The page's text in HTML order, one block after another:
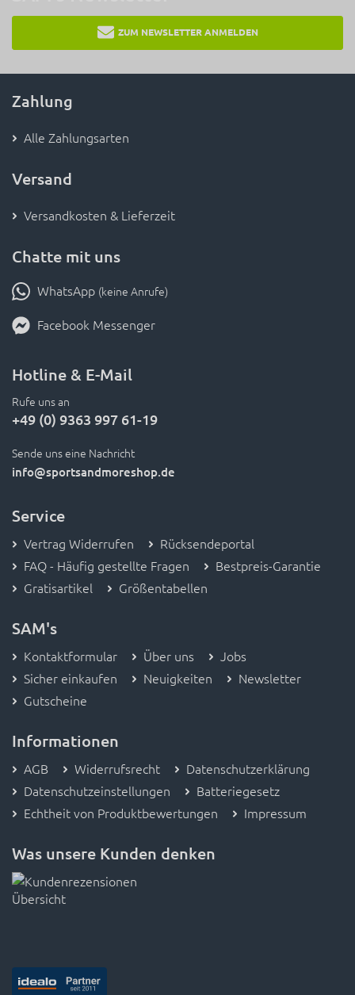
ZUM NEWSLETTER ANMELDEN
Zahlung
Alle Zahlungsarten
Versand
Versandkosten & Lieferzeit
Chatte mit uns
WhatsApp (keine Anrufe)
Facebook Messenger
Hotline & E-Mail
Rufe uns an
+49 (0) 9363 997 61-19
Sende uns eine Nachricht
info@sportsandmoreshop.de
Service
Vertrag Widerrufen
Rücksendeportal
FAQ - Häufig gestellte Fragen
Bestpreis-Garantie
Gratisartikel
Größentabellen
SAM's
Kontaktformular Über uns
Jobs
Sicher einkaufen
Neuigkeiten
Newsletter
Gutscheine
Informationen
AGB Widerrufsrecht
Datenschutzerklärung
Datenschutzeinstellungen
Batteriegesetz
Echtheit von Produktbewertungen
Impressum
Was unsere Kunden denken